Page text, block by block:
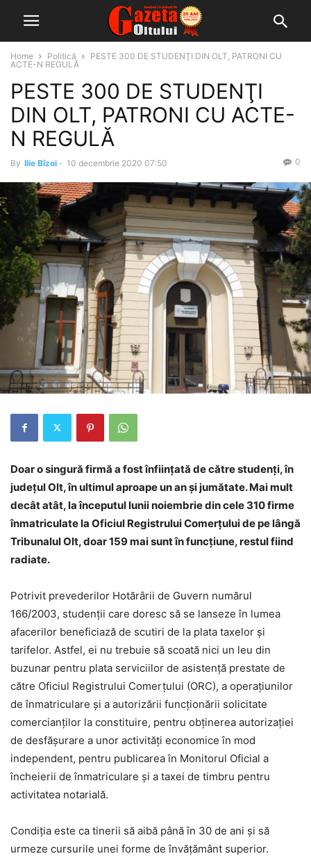
Home Politică
PESTE 300 DE STUDENŢI DIN OLT, PATRONI CU
ACTE-N REGULĂ
PESTE 300 DE STUDENŢI
DIN OLT, PATRONI CU ACTE-
N REGULĂ
By Ilie Bîzoi - 10 decembrie 2020 07:50 0
Doar o singură firmă a fost înfiinţată de către studenţi, în
judeţul Olt, în ultimul aproape un an și jumătate. Mai mult
decât atât, la începutul lunii noiembrie din cele 310 firme
înmatriculate la Oficiul Registrului Comerţului de pe lângă
Tribunalul Olt, doar 159 mai sunt în funcţiune, restul fiind
radiate.
Potrivit prevederilor Hotărârii de Guvern numărul
166/2003, studenţii care doresc să se lanseze în lumea
afacerilor beneficiază de scutiri de la plata taxelor şi
tarifelor. Astfel, ei nu trebuie să scoată nici un leu din
buzunar pentru plata serviciilor de asistenţă prestate de
către Oficiul Registrului Comerţului (ORC), a operaţiunilor
de înmatriculare şi a autorizării funcţionării solicitate
comercianţilor la constituire, pentru obţinerea autorizaţiei
de desfăşurare a unor activităţi economice în mod
independent, pentru publicarea în Monitorul Oficial a
încheierii de înmatriculare şi a taxei de timbru pentru
activitatea notarială.
Condiţia este ca tinerii să aibă până în 30 de ani şi să
urmeze cursurile unei forme de învăţământ superior.